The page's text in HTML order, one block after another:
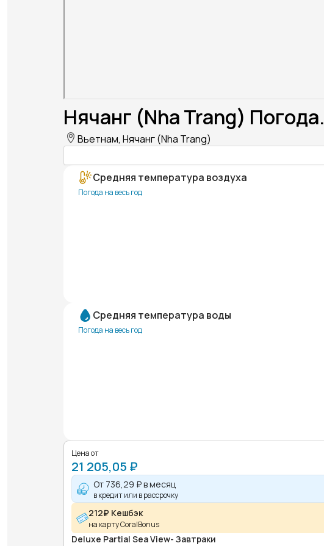
Нячанг (Nha Trang) Погода.
Вьетнам, Нячанг (Nha Trang)
Средняя температура воздуха
Погода на весь год
Средняя температура воды
Погода на весь год
Цена от
21 205,05 ₽
От 736,29 ₽в месяц
в кредит или в рассрочку
212₽ Кешбэк
на карту CoralBonus
Deluxe Partial Sea View- Завтраки